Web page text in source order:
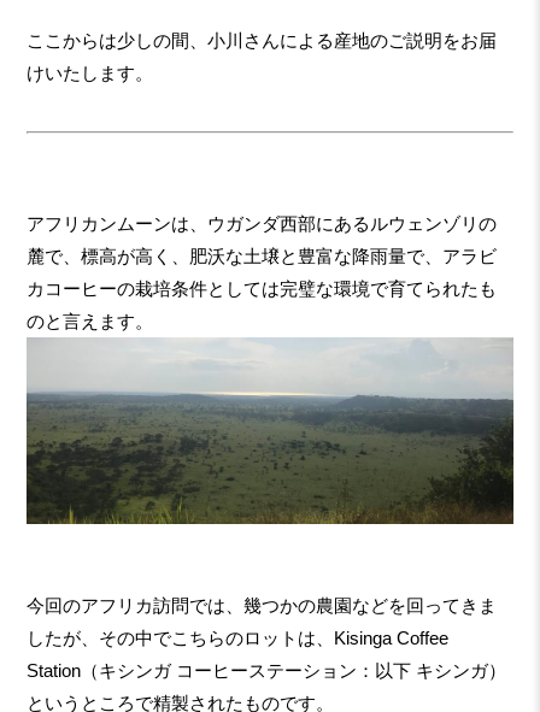
ここからは少しの間、小川さんによる産地のご説明をお届
けいたします。
アフリカンムーンは、ウガンダ西部にあるルウェンゾリの
麓で、標高が高く、肥沃な土壌と豊富な降雨量で、アラビ
カコーヒーの栽培条件としては完璧な環境で育てられたも
のと言えます。
今回のアフリカ訪問では、幾つかの農園などを回ってきま
したが、その中でこちらのロットは、Kisinga Coffee
Station（キシンガ コーヒーステーション：以下 キシンガ）
というところで精製されたものです。